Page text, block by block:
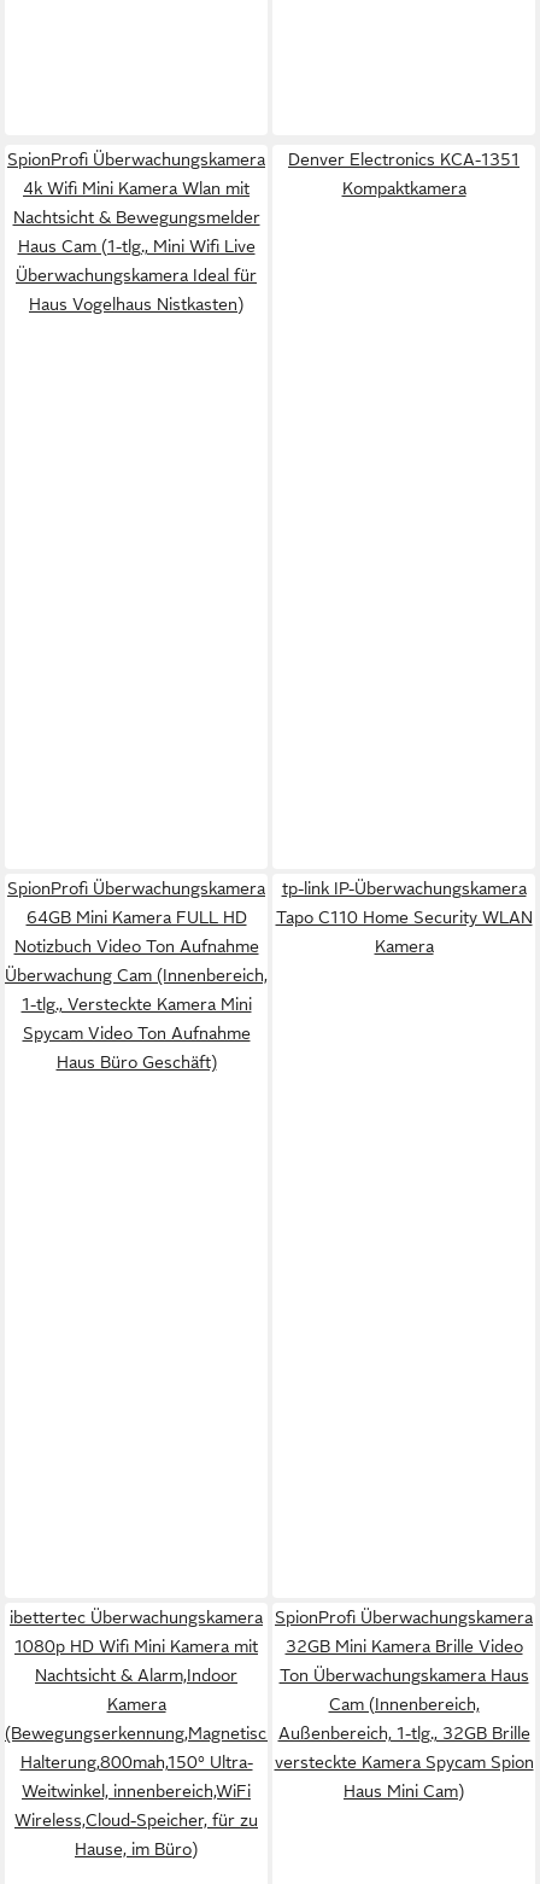
SpionProfi Überwachungskamera
4k Wifi Mini Kamera Wlan mit
Nachtsicht & Bewegungsmelder
Haus Cam (1-tlg., Mini Wifi Live
Überwachungskamera Ideal für
Haus Vogelhaus Nistkasten)
Denver Electronics KCA-1351
Kompaktkamera
SpionProfi Überwachungskamera
64GB Mini Kamera FULL HD
Notizbuch Video Ton Aufnahme
Überwachung Cam (Innenbereich,
1-tlg., Versteckte Kamera Mini
Spycam Video Ton Aufnahme
Haus Büro Geschäft)
tp-link IP-Überwachungskamera
Tapo C110 Home Security WLAN
Kamera
ibettertec Überwachungskamera
1080p HD Wifi Mini Kamera mit
Nachtsicht & Alarm,Indoor
Kamera
(Bewegungserkennung,Magnetische
Halterung,800mah,150° Ultra-
Weitwinkel, innenbereich,WiFi
Wireless,Cloud-Speicher, für zu
Hause, im Büro)
SpionProfi Überwachungskamera
32GB Mini Kamera Brille Video
Ton Überwachungskamera Haus
Cam (Innenbereich,
Außenbereich, 1-tlg., 32GB Brille
versteckte Kamera Spycam Spion
Haus Mini Cam)